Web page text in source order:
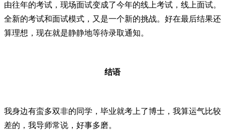
由往年的考试，现场面试变成了今年的线上考试，线上面试。
全新的考试和面试模式，又是一个新的挑战。好在最后结果还
算理想，现在就是静静地等待录取通知。
结语
我身边有蛮多双非的同学，毕业就考上了博士，我算运气比较
差的，我导师常说，好事多磨。